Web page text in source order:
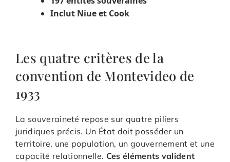
Inclut Niue et Cook
Les quatre critères de la
convention de Montevideo de
1933
La souveraineté repose sur quatre piliers
juridiques précis. Un État doit posséder un
territoire, une population, un gouvernement et une
capacité relationnelle. Ces éléments valident